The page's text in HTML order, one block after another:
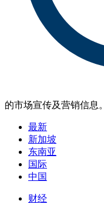
的市场宣传及营销信息。
最新
新加坡
东南亚
国际
中国
财经